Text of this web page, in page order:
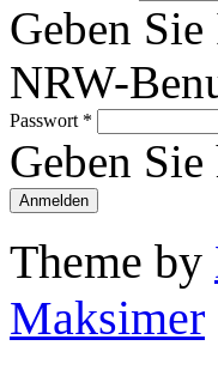
Geben
NRW-
Passwort *
Geben
Theme by
Maksimer